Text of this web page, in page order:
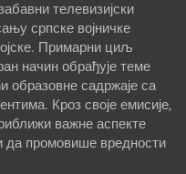
телевизијски
српске војничке
Примарни циљ
начин обрађује теме
образовне садржаје са
Кроз своје емисије,
важне аспекте
да промовише вредности